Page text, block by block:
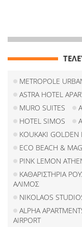
METROPOLE
ASTRA HOTEL
MURO SUITES
HOTEL SIMOS
KOUKAKI GOLDEN
ECO BEACH &
PINK LEMON
ΚΑΘΑΡΙΣΤΗΡΙΑ
ΑΛΙΜΟΣ
NIKOLAOS
ALPHA
AIRPORT